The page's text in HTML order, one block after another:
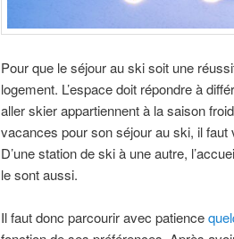
Pour que le séjour au ski soit une
logement. L’espace doit répondre à
aller skier appartiennent à la saison
vacances pour son séjour au ski, il
D’une station de ski à une autre,
le sont aussi.
Il faut donc parcourir avec patience